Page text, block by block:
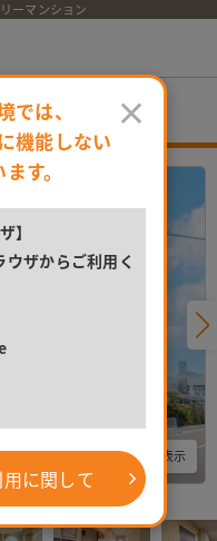
ーマンション
すべての写真を表示
×
では、
機能しない
す。
】
ザからご利用く
に関して